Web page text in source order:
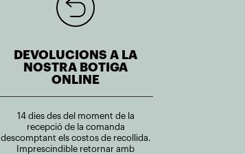
DEVOLUCIONS A LA
NOSTRA BOTIGA
ONLINE
14 dies des del moment de la
recepció de la comanda
descomptant els costos de recollida.
Imprescindible retornar amb